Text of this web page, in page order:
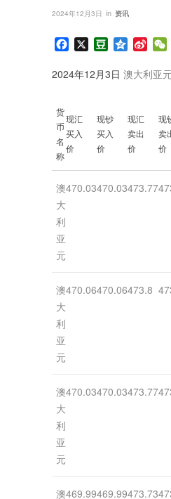
2024年12月3日 in 资讯
Facebook
X DoubanQzoneSina
2024年12月3日 澳大利亚
货
币
名
称
现汇
买入
价
现钞
买入
价
现汇
卖出
价
现
卖
价
澳
大
利
亚
元
470.03470.03473.77
澳
大
利
亚
元
470.06470.06473.8
澳
大
利
亚
元
470.03470.03473.77
澳469.99469.99473.73